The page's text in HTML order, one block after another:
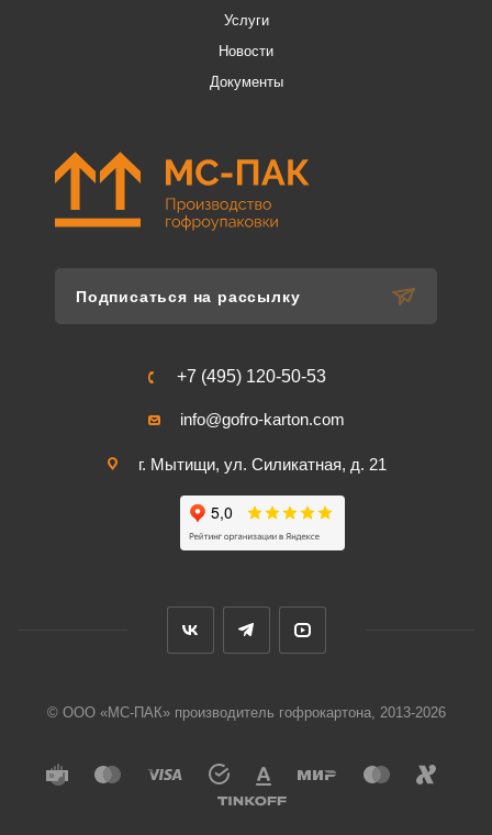
Услуги
Новости
Документы
Подписаться на рассылку
+7 (495) 120-50-53
info@gofro-karton.com
г. Мытищи, ул. Силикатная, д. 21
© ООО «МС-ПАК» производитель гофрокартона, 2013-2026